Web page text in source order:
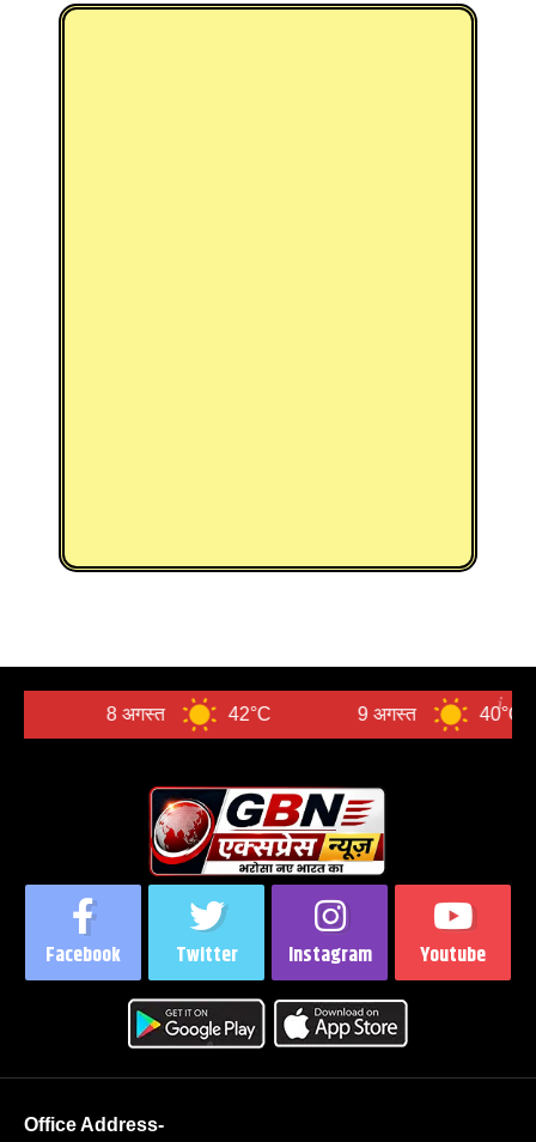
42°C 40°C
Office Address-
Facebook Twitter Instagram Youtube